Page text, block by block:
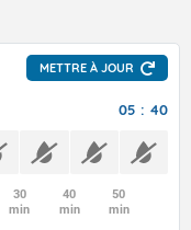
METTRE À JOUR
05 : 40
30
min
40
min
50
min